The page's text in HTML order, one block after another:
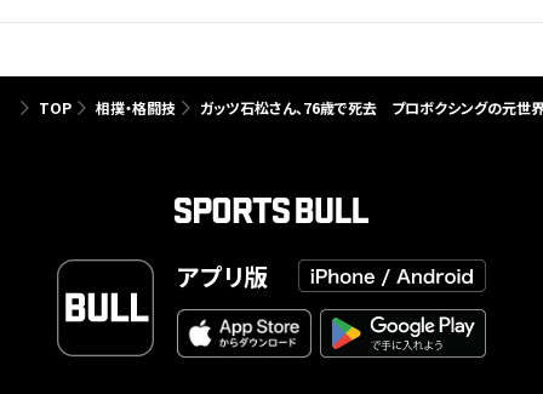
TOP 相撲・格闘技 ガッツ石松さん、76歳で死去 プロボクシングの元
アプリ版